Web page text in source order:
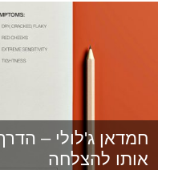
חמדאן ג'לולי –
אותו להצלחה